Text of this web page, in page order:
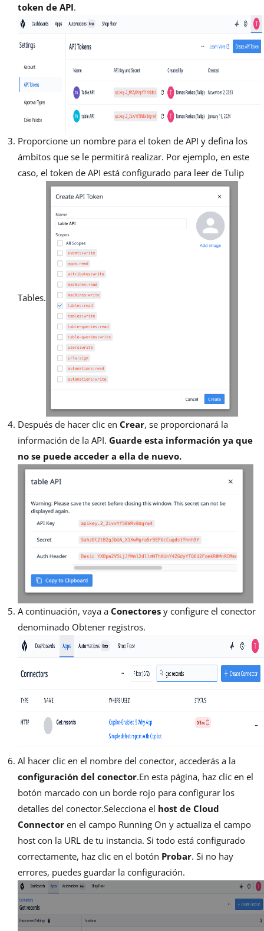
token de API.
Proporcione un nombre para el token de API y defina los
ámbitos que se le permitirá realizar. Por ejemplo, en este
caso, el token de API está configurado para leer de Tulip
Tables.
Después de hacer clic en Crear, se proporcionará la
información de la API. Guarde esta información ya que
no se puede acceder a ella de nuevo.
A continuación, vaya a Conectores y configure el conector
denominado Obtener registros.
Al hacer clic en el nombre del conector, accederás a la
configuración del conector.En esta página, haz clic en el
botón marcado con un borde rojo para configurar los
detalles del conector.Selecciona el host de Cloud
Connector en el campo Running On y actualiza el campo
host con la URL de tu instancia. Si todo está configurado
correctamente, haz clic en el botón Probar. Si no hay
errores, puedes guardar la configuración.